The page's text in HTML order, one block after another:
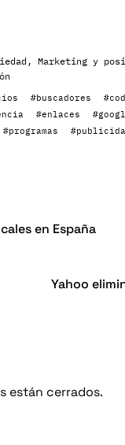
, Marketing y
#buscadores
#enlaces
#programas
en España
Yahoo
están cerrados.